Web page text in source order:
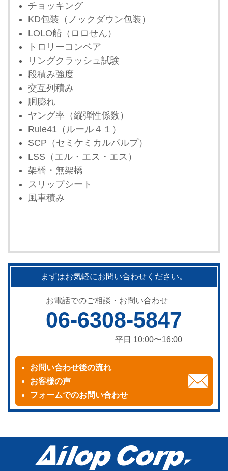
チョッキング
KD包装（ノックダウン包装）
LOLO船（ロロせん）
トロリーコンベア
リングクラッシュ試験
段積み強度
交互列積み
胴膨れ
ヤング率（縦弾性係数）
Rule41（ルール４１）
SCP（セミケミカルパルプ）
LSS（エル・エス・エス）
架橋・無架橋
スリップシート
風車積み
まずはお気軽にお問い合わせください。
お電話でのご相談・お問い合わせ
06-6308-5847
平日 10:00〜16:00
お問い合わせ後の流れ
お客様の声
フォームでのお問い合わせ